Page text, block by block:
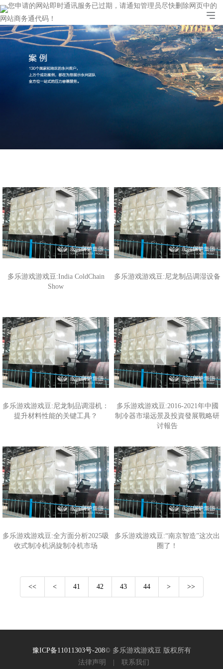
您申请的网站即时通讯服务已过期，请通知管理员尽快删除网页中的
网站商务通代码！
多乐游戏游戏豆:India ColdChain
Show
多乐游戏游戏豆:尼龙制品调湿设备
多乐游戏游戏豆:尼龙制品调湿机：
提升材料性能的关键工具？
多乐游戏游戏豆:2016-2021年中國
制冷器市場远景及投資發展戰略研
讨報告
多乐游戏游戏豆:全方面分析2025吸
收式制冷机涡旋制冷机市场
多乐游戏游戏豆:“南京智造”这次出
圈了！
<< < 41 42 43 44 > >>
豫ICP备11011303号-208© 多乐游戏游戏豆 版权所有
法律声明
联系我们